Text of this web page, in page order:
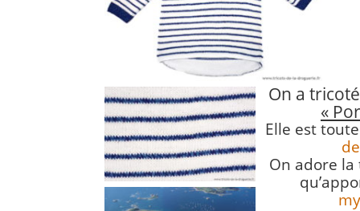
On a
«
Elle est
On adore